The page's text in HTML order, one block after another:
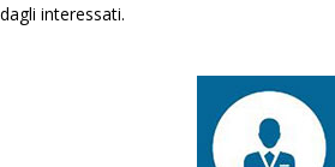
dagli interessati.